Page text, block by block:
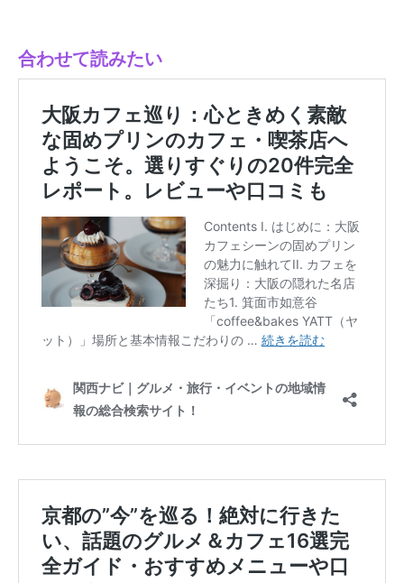
合わせて読みたい